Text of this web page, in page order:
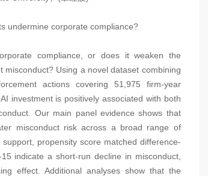
undermine corporate compliance?
compliance, or does it weaken the
Using a novel dataset combining
actions covering 51,975 firm-year
investment is positively associated with both
Our main panel evidence shows that
misconduct risk across a broad range of
propensity score matched difference-
indicate a short-run decline in misconduct,
effect. Additional analyses show that the